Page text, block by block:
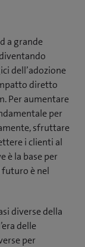
a grande
dell’adozione
diretto
Per aumentare
per
sfruttare
i clienti al
è la base per
è nel
diverse della
delle
per